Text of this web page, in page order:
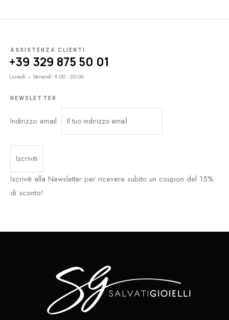
ASSISTENZA CLIENTI
+39 329 875 50 01
Lunedì – Venerdì: 9:00 - 20:00
NEWSLETTER
Indirizzo email:
Iscriviti alla Newsletter per ricevere subito un coupon del 15%
di sconto!